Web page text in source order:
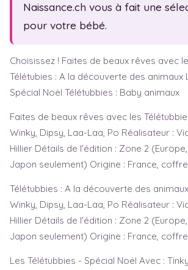
Fête des mères
Fête des pères
Test de grossesse
Symptômes
Dépression post-natale
Sem. d'aménorrhée
Naissance.ch vous à fait une
pour votre bébé.
Choisissez ! Faites de beaux rêves avec
Télétubies : A la découverte des animaux
Spécial Noël Télétubbies : Baby animaux
Faites de beaux rêves avec les
Winky, Dipsy, Laa-Laa, Po Réalisateur :
Hillier Détails de l'édition : Zone 2
Japon seulement) Origine : France,
Télétubbies : A la découverte des
Winky, Dipsy, Laa-Laa, Po Réalisateur :
Hillier Détails de l'édition : Zone 2
Japon seulement) Origine : France,
Les Télétubbies - Spécial Noël Avec :